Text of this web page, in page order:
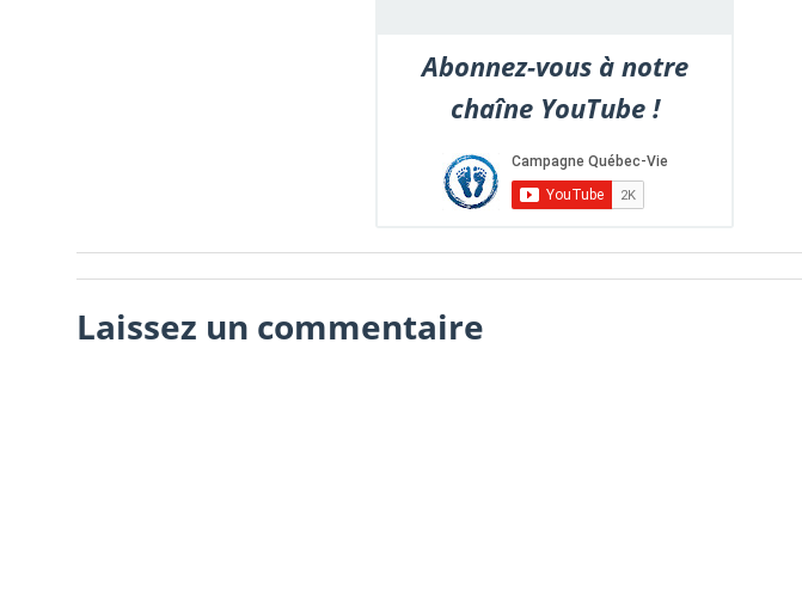
Abonnez-vous à notre
chaîne YouTube !
Laissez un commentaire